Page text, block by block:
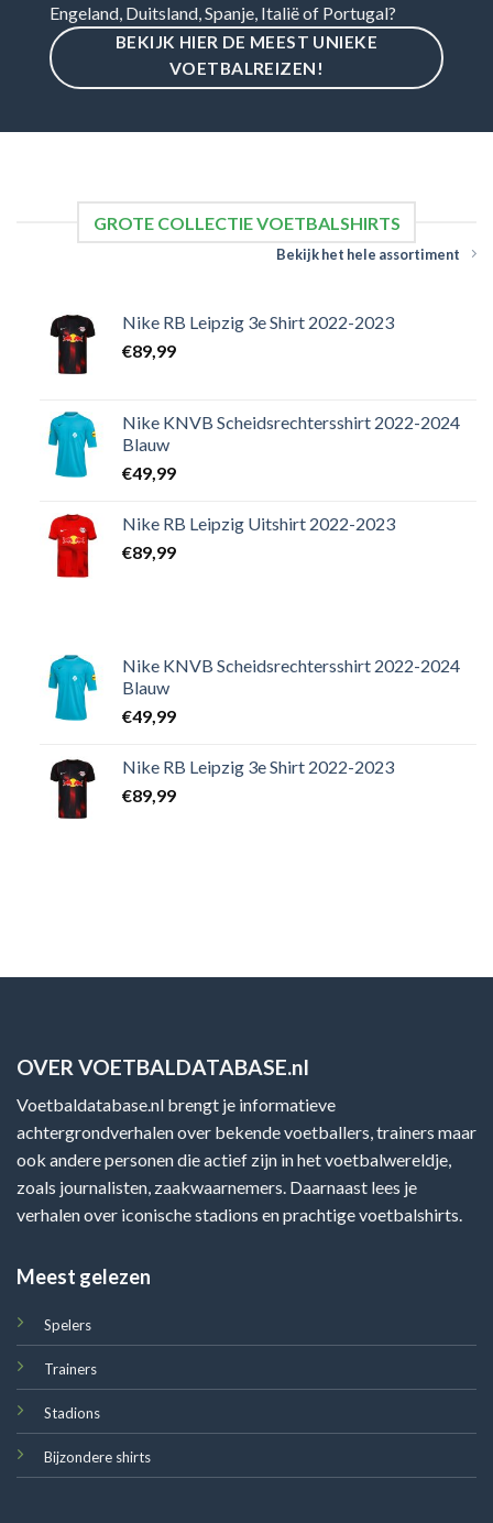
Engeland, Duitsland, Spanje, Italië of Portugal?
BEKIJK HIER DE MEEST UNIEKE
VOETBALREIZEN!
GROTE COLLECTIE VOETBALSHIRTS
Bekijk het hele assortiment
Nike RB Leipzig 3e Shirt 2022-2023
€89,99
Nike KNVB Scheidsrechtersshirt 2022-2024
Blauw
€49,99
Nike RB Leipzig Uitshirt 2022-2023
€89,99
Nike KNVB Scheidsrechtersshirt 2022-2024
Blauw
€49,99
Nike RB Leipzig 3e Shirt 2022-2023
€89,99
OVER VOETBALDATABASE.nl
Voetbaldatabase.nl brengt je informatieve
achtergrondverhalen over bekende voetballers, trainers maar
ook andere personen die actief zijn in het voetbalwereldje,
zoals journalisten, zaakwaarnemers. Daarnaast lees je
verhalen over iconische stadions en prachtige voetbalshirts.
Meest gelezen
Spelers
Trainers
Stadions
Bijzondere shirts